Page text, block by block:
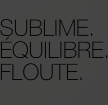
SUBLIME.
ÉQUILIBRE.
FLOUTE.